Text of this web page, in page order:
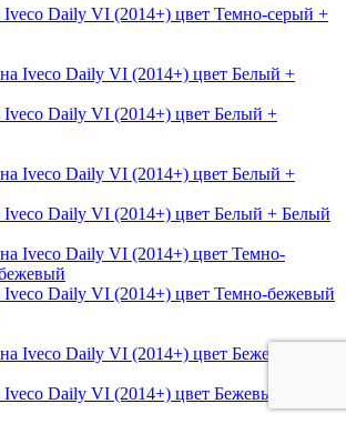
Daily VI (2014+) цвет Темно-серый +
Daily VI (2014+) цвет Белый +
Iveco Daily VI (2014+) цвет Белый + Белый
Daily VI (2014+) цвет Темно-бежевый
Daily VI (2014+) цвет Бежевый +